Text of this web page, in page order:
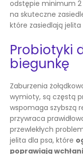
odstępie minimum
na skuteczne
które zasiedlają
Probiotyki
biegunkę
Zaburzenia
wymioty, są częstą
wspomaga szybszą
przywraca
przewlekłych
jelita dla psa, które
poprawiają